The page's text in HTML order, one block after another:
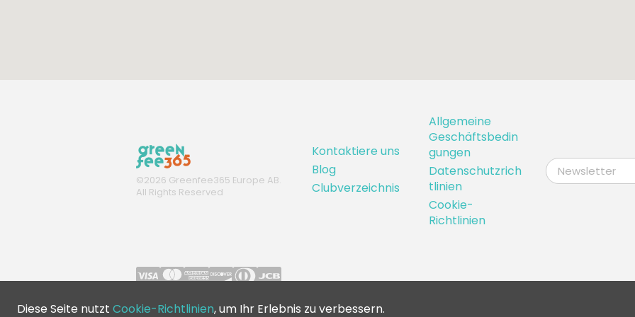
©2026 Greenfee365 Europe AB.
All Rights Reserved
Kontaktiere uns
Blog
Clubverzeichnis
Allgemeine
Geschäftsbedin
gungen
Datenschutzrich
tlinien
Cookie-
Richtlinien
Diese Seite nutzt Cookie-Richtlinien, um Ihr Erlebnis zu verbessern.